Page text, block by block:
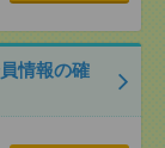
情報の確